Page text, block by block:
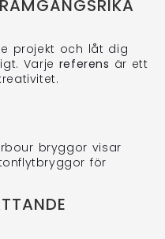
projekt och låt dig
Varje referens är ett